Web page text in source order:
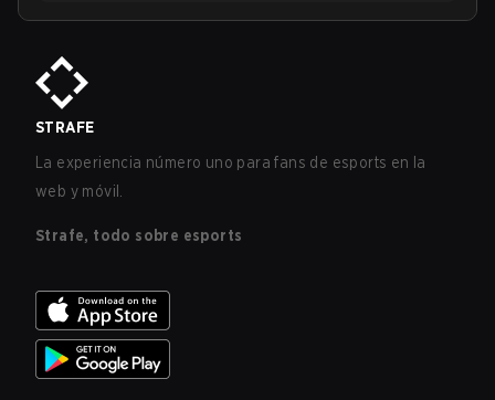
STRAFE
La experiencia número uno para fans de esports en la
web y móvil.
Strafe, todo sobre esports